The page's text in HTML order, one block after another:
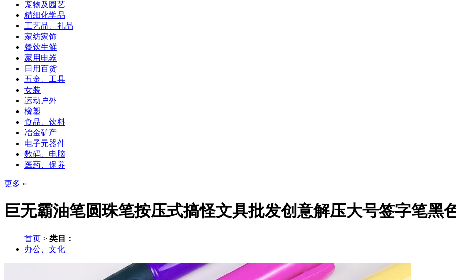
宠物及园艺
精细化学品
工艺品、礼品
家纺家饰
餐饮生鲜
家用电器
日用百货
五金、工具
女装
运动户外
橡塑
食品、饮料
冶金矿产
电子元器件
数码、电脑
医药、保养
更多 »
巨无霸油笔圆珠笔按压式搞怪文具批发创意解压大号签字笔黑
首页 > 类目：
办公、文化